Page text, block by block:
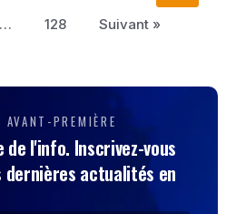
… 128 Suivant »
PREMIÈRE
de l'info. Inscrivez-vous
dernières actualités en